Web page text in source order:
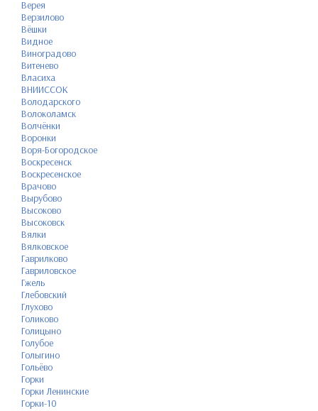
Верея
Верзилово
Вёшки
Видное
Виноградово
Витенево
Власиха
ВНИИССОК
Володарского
Волоколамск
Волчёнки
Воронки
Воря-Богородское
Воскресенск
Воскресенское
Врачово
Вырубово
Высоково
Высоковск
Вялки
Вялковское
Гаврилково
Гавриловское
Гжель
Глебовский
Глухово
Голиково
Голицыно
Голубое
Голыгино
Гольёво
Горки
Горки Ленинские
Горки-10